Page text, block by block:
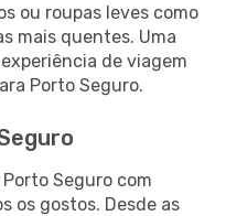
ou roupas leves como
mais quentes. Uma
de viagem
Porto Seguro.
Seguro com
os gostos. Desde as